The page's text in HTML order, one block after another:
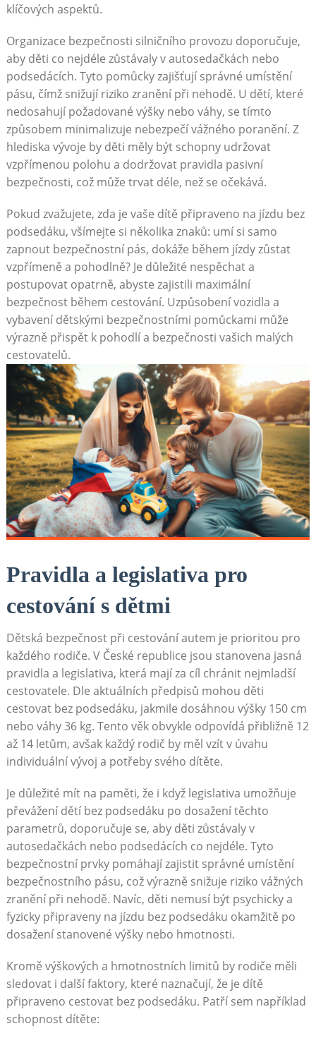
klíčových aspektů.
Organizace bezpečnosti silničního provozu doporučuje,
aby děti co nejdéle zůstávaly v autosedačkách nebo
podsedácích. Tyto pomůcky zajišťují správné umístění
pásu, čímž snižují riziko zranění při nehodě. U dětí, které
nedosahují požadované výšky nebo váhy, se tímto
způsobem minimalizuje nebezpečí vážného poranění. Z
hlediska vývoje by děti měly být schopny udržovat
vzpřímenou polohu a dodržovat pravidla pasivní
bezpečnosti, což může trvat déle, než se očekává.
Pokud zvažujete, zda je vaše dítě připraveno na jízdu bez
podsedáku, všímejte si několika znaků: umí si samo
zapnout bezpečnostní pás, dokáže během jízdy zůstat
vzpřímeně a pohodlně? Je důležité nespěchat a
postupovat opatrně, abyste zajistili maximální
bezpečnost během cestování. Uzpůsobení vozidla a
vybavení dětskými bezpečnostními pomůckami může
výrazně přispět k pohodlí a bezpečnosti vašich malých
cestovatelů.
Pravidla a legislativa pro
cestování s dětmi
Dětská bezpečnost při cestování autem je prioritou pro
každého rodiče. V České republice jsou stanovena jasná
pravidla a legislativa, která mají za cíl chránit nejmladší
cestovatele. Dle aktuálních předpisů mohou děti
cestovat bez podsedáku, jakmile dosáhnou výšky 150 cm
nebo váhy 36 kg. Tento věk obvykle odpovídá přibližně 12
až 14 letům, avšak každý rodič by měl vzít v úvahu
individuální vývoj a potřeby svého dítěte.
Je důležité mít na paměti, že i když legislativa umožňuje
převážení dětí bez podsedáku po dosažení těchto
parametrů, doporučuje se, aby děti zůstávaly v
autosedačkách nebo podsedácích co nejdéle. Tyto
bezpečnostní prvky pomáhají zajistit správné umístění
bezpečnostního pásu, což výrazně snižuje riziko vážných
zranění při nehodě. Navíc, děti nemusí být psychicky a
fyzicky připraveny na jízdu bez podsedáku okamžitě po
dosažení stanovené výšky nebo hmotnosti.
Kromě výškových a hmotnostních limitů by rodiče měli
sledovat i další faktory, které naznačují, že je dítě
připraveno cestovat bez podsedáku. Patří sem například
schopnost dítěte: